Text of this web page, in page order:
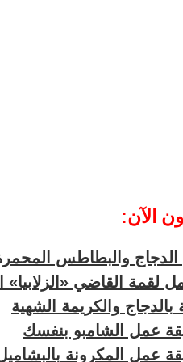
الآن:
والبطاطس
لقمة القاضي «الزلابيا»
والكريمة الشهية
عمل الشامبو بنفسك
عمل المكرونة